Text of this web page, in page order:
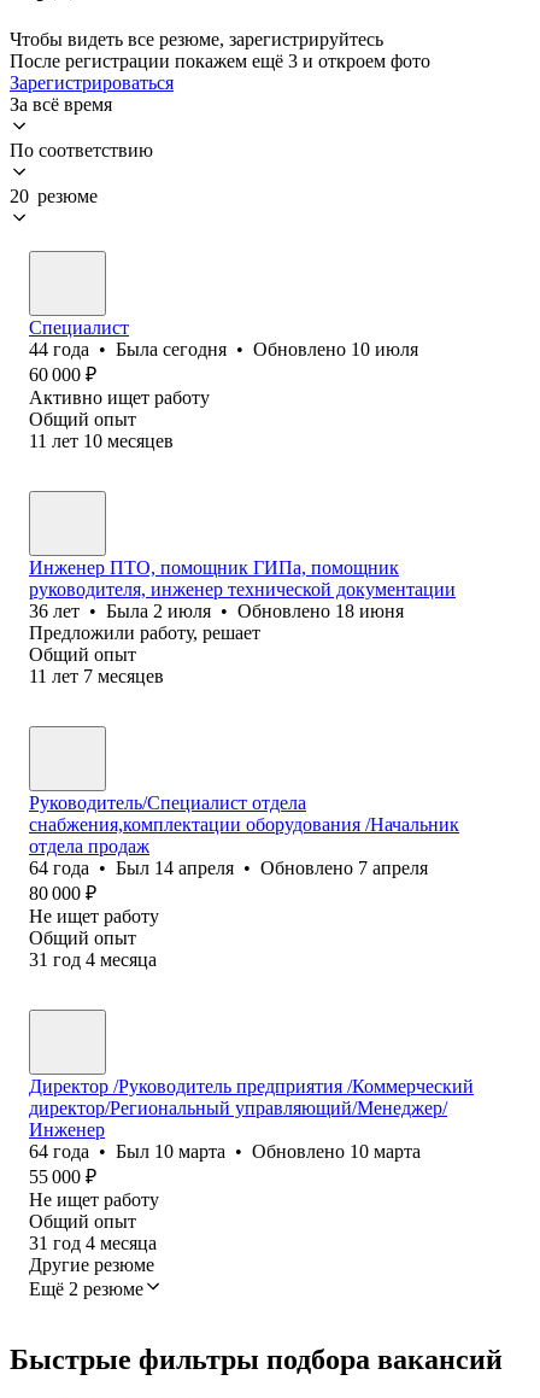
Чтобы видеть все резюме, зарегистрируйтесь
После регистрации покажем ещё 3 и откроем фото
Зарегистрироваться
За всё время
По соответствию
20 резюме
Специалист
44 года • Была сегодня • Обновлено 10 июля
60 000 ₽
Активно ищет работу
Общий опыт
11 лет 10 месяцев
Инженер ПТО, помощник ГИПа, помощник
руководителя, инженер технической документации
36 лет • Была 2 июля • Обновлено 18 июня
Предложили работу, решает
Общий опыт
11 лет 7 месяцев
Руководитель/Специалист отдела
снабжения,комплектации оборудования /Начальник
отдела продаж
64 года • Был 14 апреля • Обновлено 7 апреля
80 000 ₽
Не ищет работу
Общий опыт
31 год 4 месяца
Директор /Руководитель предприятия /Коммерческий
директор/Региональный управляющий/Менеджер/
Инженер
64 года • Был 10 марта • Обновлено 10 марта
55 000 ₽
Не ищет работу
Общий опыт
31 год 4 месяца
Другие резюме
Ещё 2 резюме
Быстрые фильтры подбора вакансий